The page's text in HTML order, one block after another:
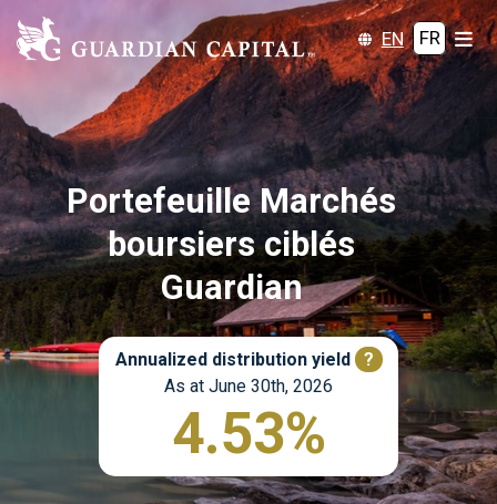
EN FR
Portefeuille Marchés
boursiers ciblés
Guardian
Annualized distribution yield
?
As at June 30th, 2026
4.53%